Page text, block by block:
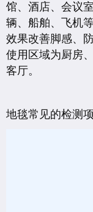
馆、酒店、会议
辆、船舶、飞机
效果改善脚感、
使用区域为厨房
客厅。
地毯常见的检测